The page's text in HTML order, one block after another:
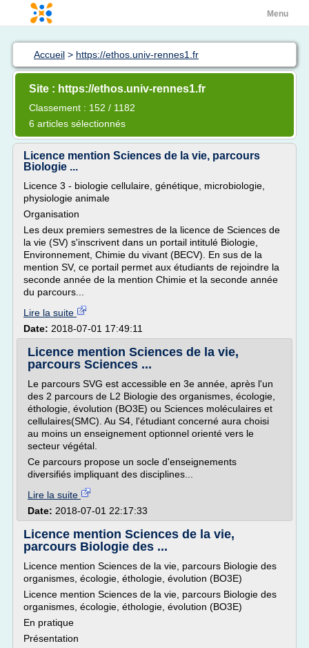
Menu
Accueil > https://ethos.univ-rennes1.fr
Site : https://ethos.univ-rennes1.fr
Classement : 152 / 1182
6 articles sélectionnés
Licence mention Sciences de la vie, parcours
Biologie ...
Licence 3 - biologie cellulaire, génétique, microbiologie,
physiologie animale
Organisation
Les deux premiers semestres de la licence de Sciences de
la vie (SV) s'inscrivent dans un portail intitulé Biologie,
Environnement, Chimie du vivant (BECV). En sus de la
mention SV, ce portail permet aux étudiants de rejoindre la
seconde année de la mention Chimie et la seconde année
du parcours...
Lire la suite
Date: 2018-07-01 17:49:11
Licence mention Sciences de la vie,
parcours Sciences ...
Le parcours SVG est accessible en 3e année, après l'un
des 2 parcours de L2 Biologie des organismes, écologie,
éthologie, évolution (BO3E) ou Sciences moléculaires et
cellulaires(SMC). Au S4, l'étudiant concerné aura choisi
au moins un enseignement optionnel orienté vers le
secteur végétal.
Ce parcours propose un socle d'enseignements
diversifiés impliquant des disciplines...
Lire la suite
Date: 2018-07-01 22:17:33
Licence mention Sciences de la vie,
parcours Biologie des ...
Licence mention Sciences de la vie, parcours Biologie des
organismes, écologie, éthologie, évolution (BO3E)
Licence mention Sciences de la vie, parcours Biologie des
organismes, écologie, éthologie, évolution (BO3E)
En pratique
Présentation